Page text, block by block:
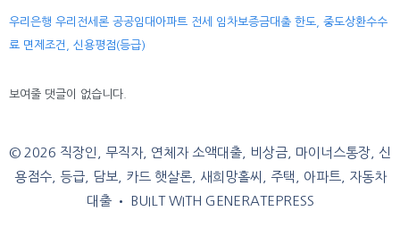
우리은행 우리전세론 공공임대아파트 전세 임차보증금대출 한도, 중도상환수수
료 면제조건, 신용평점(등급)
보여줄 댓글이 없습니다.
© 2026 직장인, 무직자, 연체자 소액대출, 비상금, 마이너스통장, 신
용점수, 등급, 담보, 카드 햇살론, 새희망홀씨, 주택, 아파트, 자동차
대출• BUILT WITH GENERATEPRESS